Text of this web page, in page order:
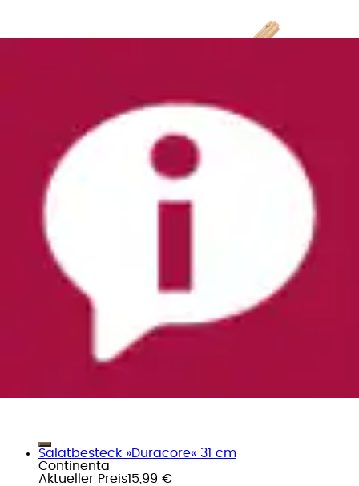
Salatbesteck Gummibaum-Holz
Aktueller Preis
Salatbesteck »Duracore« 31 cm
Continenta
Aktueller Preis15,99 €